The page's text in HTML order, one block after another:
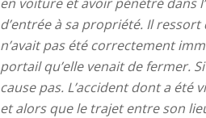
d’entrée à sa propriété. Il
n’avait pas été correctement
portail qu’elle venait de fermer.
cause pas. L’accident dont a
et alors que le trajet entre son